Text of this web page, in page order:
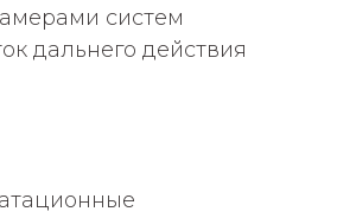
систем
дальнего действия